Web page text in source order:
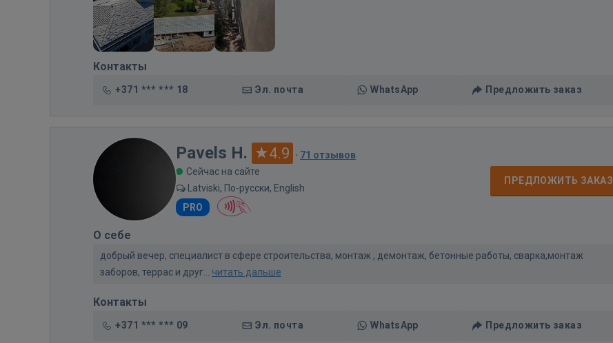
Контакты
+371 *** *** 18 Эл. почта WhatsApp Предложить заказ
Pavels H. 4.9 · 71 отзывов
Сейчас на сайте
Latviski, По-русски, English
PRO
ПРЕДЛОЖИТЬ ЗАКАЗ
О себе
добрый вечер, специалист в сфере строительства, монтаж , демонтаж, бетонные работы, сварка,монтаж
заборов, террас и друг... читать дальше
Контакты
+371 *** *** 09 Эл. почта WhatsApp Предложить заказ